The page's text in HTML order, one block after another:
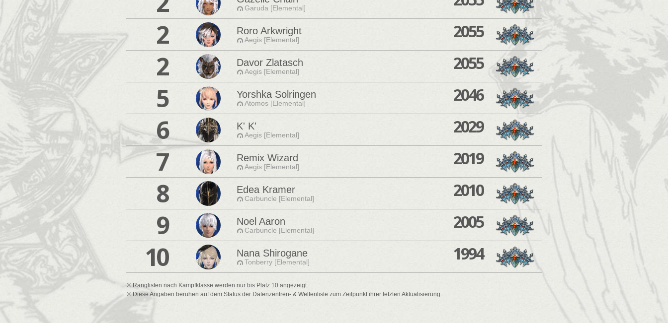
Garuda [Elemental]
2 Roro Arkwright
Aegis [Elemental] 2055
2 Davor Zlatasch
Aegis [Elemental] 2055
5 Yorshka Solringen
Atomos [Elemental] 2046
6 K' K'
Aegis [Elemental] 2029
7 Remix Wizard
Aegis [Elemental] 2019
8 Edea Kramer
Carbuncle [Elemental] 2010
9 Noel Aaron
Carbuncle [Elemental] 2005
10 Nana Shirogane
Tonberry [Elemental] 1994
※ Ranglisten nach Kampfklasse werden nur bis Platz 10 angezeigt.
※ Diese Angaben beruhen auf dem Status der Datenzentren- & Weltenliste zum Zeitpunkt ihrer letzten Aktualisierung.